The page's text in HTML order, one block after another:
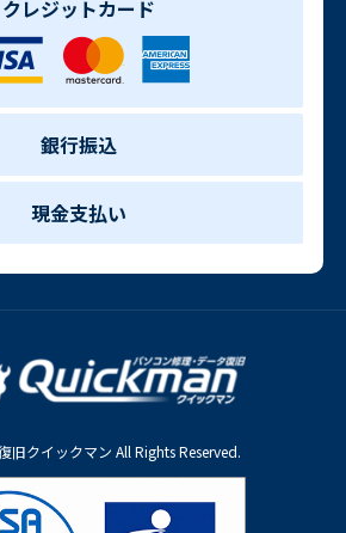
クレジットカード
銀行振込
現金支払い
旧クイックマン All Rights Reserved.